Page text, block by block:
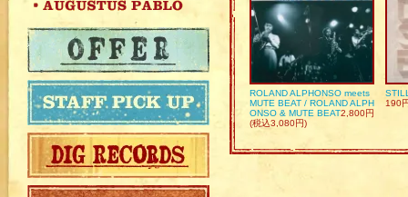
ROLAND ALPHONSO meets
MUTE BEAT / ROLAND ALPH
ONSO & MUTE BEAT2,800円
(税込3,080円)
190